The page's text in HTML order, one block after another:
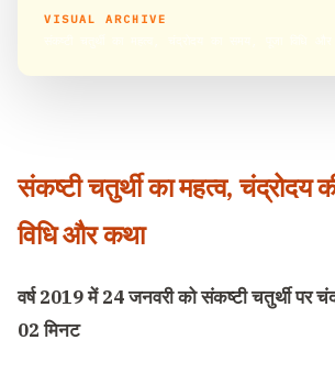
VISUAL ARCHIVE
संकष्टी चतुर्थी का महत्व, चंद्रोदय
विधि और कथा
वर्ष 2019 में 24 जनवरी को संकष्टी चतुर्थी पर
02 मिनट